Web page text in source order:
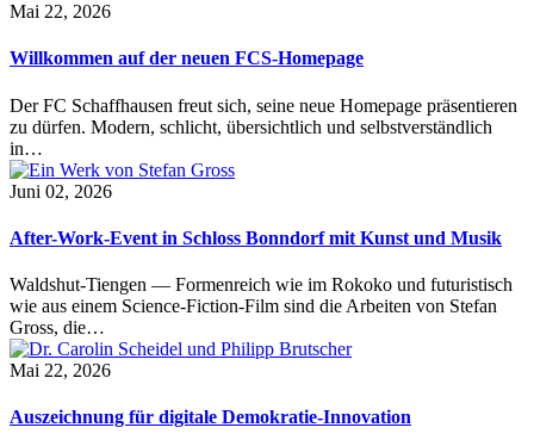
Mai 22, 2026
Willkommen auf der neuen FCS-Homepage
Der FC Schaffhausen freut sich, seine neue Homepage präsentieren
zu dürfen. Modern, schlicht, übersichtlich und selbstverständlich
in…
Juni 02, 2026
After-Work-Event in Schloss Bonndorf mit Kunst und Musik
Waldshut-Tiengen — Formenreich wie im Rokoko und futuristisch
wie aus einem Science-Fiction-Film sind die Arbeiten von Stefan
Gross, die…
Mai 22, 2026
Auszeichnung für digitale Demokratie-Innovation